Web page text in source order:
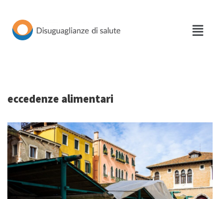
Vai
eccedenze alimentari